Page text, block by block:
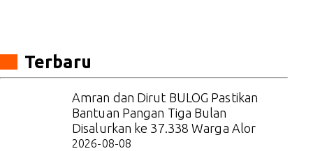
Terbaru
Amran dan Dirut BULOG Pastikan
Bantuan Pangan Tiga Bulan
Disalurkan ke 37.338 Warga Alor
2026-08-08